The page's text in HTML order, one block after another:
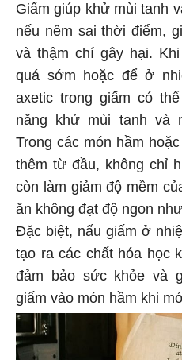
Giấm giúp khử mùi tanh
nếu nêm sai thời điểm,
và thậm chí gây hại.
quá sớm hoặc để ở
axetic trong giấm có
năng khử mùi tanh và
Trong các món hầm
thêm từ đầu, không chỉ
còn làm giảm độ mềm
ăn không đạt độ ngon
Đặc biệt, nấu giấm ở
tạo ra các chất hóa học
đảm bảo sức khỏe và
giấm vào món hầm khi